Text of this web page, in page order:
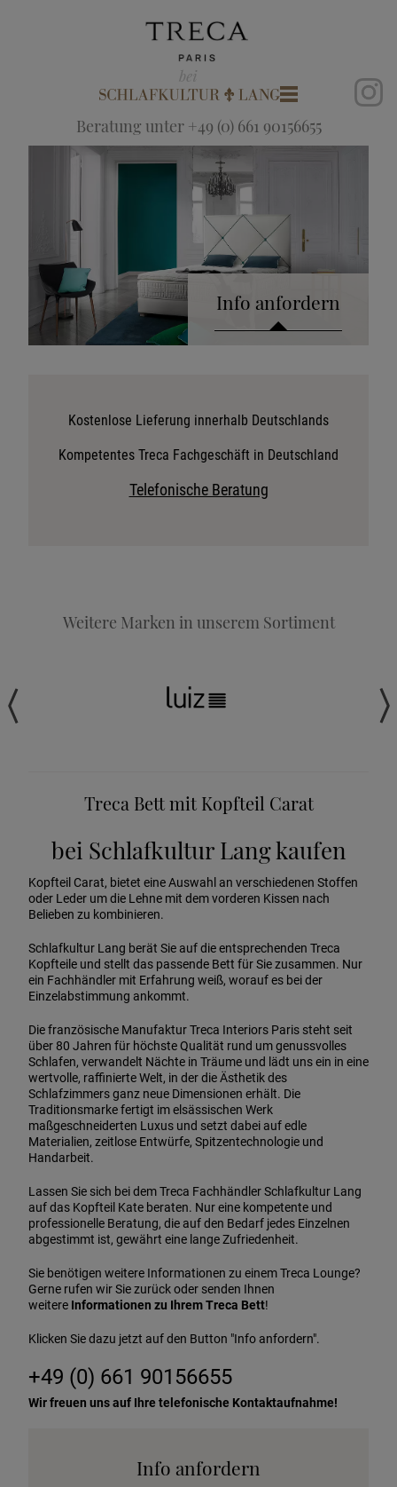
Beratung unter +49 (0) 661 90156655
Info anfordern
Stoffkollektion anfordern
Telefonische Beratung anfordern
Kostenlose Lieferung innerhalb Deutschlands
Kompetentes Treca Fachgeschäft in Deutschland
Telefonische Beratung
Weitere Marken in unserem Sortiment
Treca Bett mit Kopfteil Carat
bei Schlafkultur Lang kaufen
Kopfteil Carat, bietet eine Auswahl an verschiedenen Stoffen
oder Leder um die Lehne mit dem vorderen Kissen nach
Belieben zu kombinieren.
Schlafkultur Lang berät Sie auf die entsprechenden Treca
Kopfteile und stellt das passende Bett für Sie zusammen. Nur
ein Fachhändler mit Erfahrung weiß, worauf es bei der
Einzelabstimmung ankommt.
Die französische Manufaktur Treca Interiors Paris steht seit
über 80 Jahren für höchste Qualität rund um genussvolles
Schlafen, verwandelt Nächte in Träume und lädt uns ein in eine
wertvolle, raffinierte Welt, in der die Ästhetik des
Schlafzimmers ganz neue Dimensionen erhält. Die
Traditionsmarke fertigt im elsässischen Werk
maßgeschneiderten Luxus und setzt dabei auf edle
Materialien, zeitlose Entwürfe, Spitzentechnologie und
Handarbeit.
Lassen Sie sich bei dem Treca Fachhändler Schlafkultur Lang
auf das Kopfteil Kate beraten. Nur eine kompetente und
professionelle Beratung, die auf den Bedarf jedes Einzelnen
abgestimmt ist, gewährt eine lange Zufriedenheit.
Sie benötigen weitere Informationen zu einem Treca Lounge?
Gerne rufen wir Sie zurück oder senden Ihnen
weitere Informationen zu Ihrem Treca Bett!
Klicken Sie dazu jetzt auf den Button "Info anfordern".
+49 (0) 661 90156655
Wir freuen uns auf Ihre telefonische Kontaktaufnahme!
Info anfordern